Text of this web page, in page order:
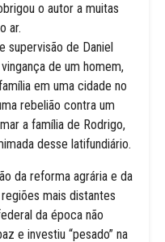
o autor a muitas
ar.
supervisão de Daniel
de um homem,
em uma cidade no
rebelião contra um
a família de Rodrigo,
desse latifundiário.
da reforma agrária e da
mais distantes
da época não
e investiu “pesado” na